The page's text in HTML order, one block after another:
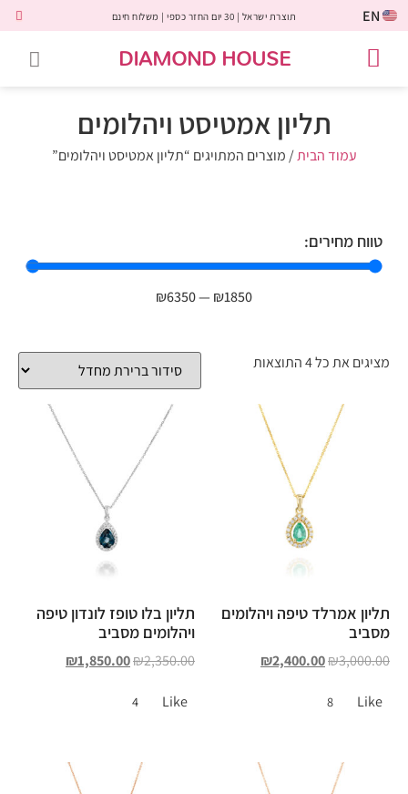
EN תוצרת ישראל | 30 יום החזר כספי | משלוח חינם
DIAMOND HOUSE
תליון אמטיסט ויהלומים
עמוד הבית/ מוצרים המתויגים “תליון אמטיסט ויהלומים”
טווח מחירים:
₪1850
—
₪6350
מציגים את כל ⁦4⁩ התוצאות
תליון אמרלד טיפה ויהלומים
מסביב
₪3,000.00
₪2,400.00
Like
8
תליון בלו טופז לונדון טיפה
ויהלומים מסביב
₪2,350.00
₪1,850.00
Like
4